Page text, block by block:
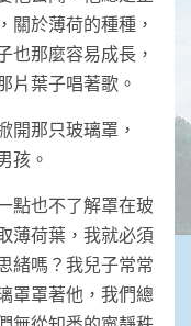
關於薄荷的種種，
也那麼容易成長，
片葉子唱著歌。
開那只玻璃罩，
孩。
點也不了解罩在玻
薄荷葉，我就必須
緒嗎？我兒子常常
罩罩著他，我們總